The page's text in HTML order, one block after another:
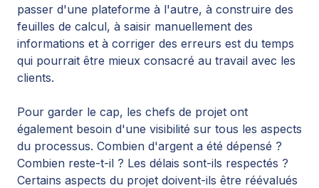
passer d'une plateforme à l'autre, à construire des
feuilles de calcul, à saisir manuellement des
informations et à corriger des erreurs est du temps
qui pourrait être mieux consacré au travail avec les
clients.
Pour garder le cap, les chefs de projet ont
également besoin d'une visibilité sur tous les aspects
du processus. Combien d'argent a été dépensé ?
Combien reste-t-il ? Les délais sont-ils respectés ?
Certains aspects du projet doivent-ils être réévalués